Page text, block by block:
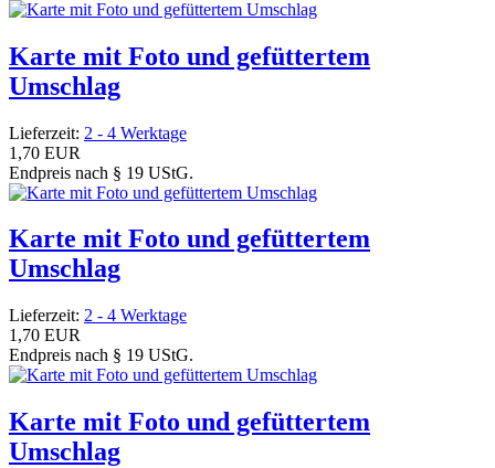
Karte mit Foto und gefüttertem
Umschlag
Lieferzeit: 2 - 4 Werktage
1,70 EUR
Endpreis nach § 19 UStG.
Karte mit Foto und gefüttertem
Umschlag
Lieferzeit: 2 - 4 Werktage
1,70 EUR
Endpreis nach § 19 UStG.
Karte mit Foto und gefüttertem
Umschlag